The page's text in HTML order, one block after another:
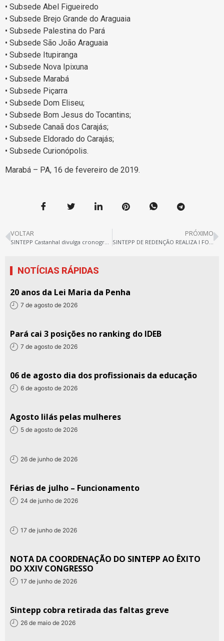
• Subsede Abel Figueiredo
• Subsede Brejo Grande do Araguaia
• Subsede Palestina do Pará
• Subsede São João Araguaia
• Subsede Itupiranga
• Subsede Nova Ipixuna
• Subsede Marabá
• Subsede Piçarra
• Subsede Dom Eliseu;
• Subsede Bom Jesus do Tocantins;
• Subsede Canaã dos Carajás;
• Subsede Eldorado do Carajás;
• Subsede Curionópolis.
Marabá – PA, 16 de fevereiro de 2019.
VOLTAR PRÓXIMO
NOTÍCIAS RÁPIDAS
20 anos da Lei Maria da Penha
7 de agosto de 2026
Pará cai 3 posições no ranking do IDEB
7 de agosto de 2026
06 de agosto dia dos profissionais da educação
6 de agosto de 2026
Agosto lilás pelas mulheres
5 de agosto de 2026
26 de junho de 2026
Férias de julho – Funcionamento
24 de junho de 2026
17 de junho de 2026
NOTA DA COORDENAÇÃO DO SINTEPP AO ÊXITO
DO XXIV CONGRESSO
17 de junho de 2026
Sintepp cobra retirada das faltas greve
26 de maio de 2026